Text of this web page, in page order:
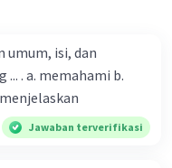
umum, isi, dan
. a. memahami b.
Jawaban terverifikasi